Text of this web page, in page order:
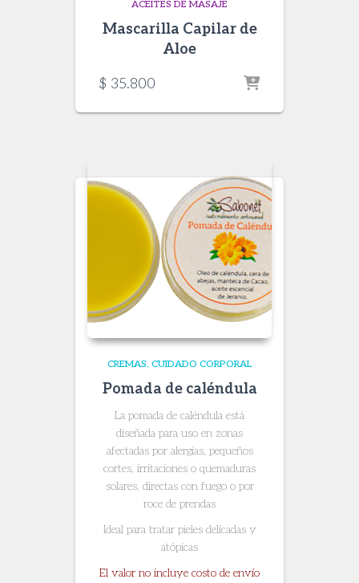
ACEITES DE MASAJE
Mascarilla Capilar de
Aloe
$ 35.800
CREMAS CUIDADO CORPORAL
Pomada de caléndula
La pomada de caléndula está
diseñada para uso en zonas
afectadas por alergias, pequeños
cortes, irritaciones o quemaduras
solares, directas con fuego o por
roce de prendas
Ideal para tratar pieles delicadas y
atópicas
El valor no incluye costo de envío